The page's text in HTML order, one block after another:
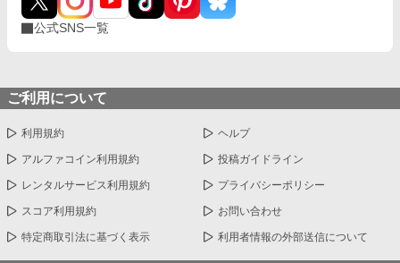
公式SNS一覧
ご利用について
利用規約 ヘルプ
アルファコイン利用規約 投稿ガイドライン
レンタルサービス利用規約 プライバシーポリシー
スコア利用規約 お問い合わせ
特定商取引法に基づく表示 利用者情報の外部送信について